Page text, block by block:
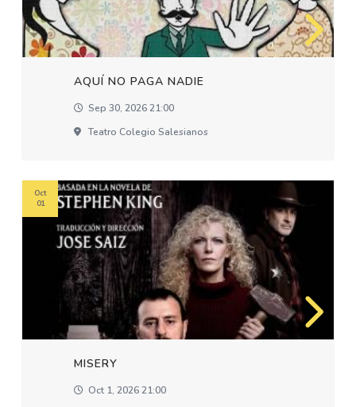
AQUÍ NO PAGA NADIE
Sep 30, 2026 21:00
Teatro Colegio Salesianos
MISERY
Oct 1, 2026 21:00
Oct
01